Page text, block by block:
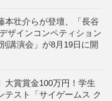
本壮介らが登壇、「長谷
ザインコンペティション
講演会」が8月19日に開
大賞賞金100万円！学生
テスト「サイゲームス ク